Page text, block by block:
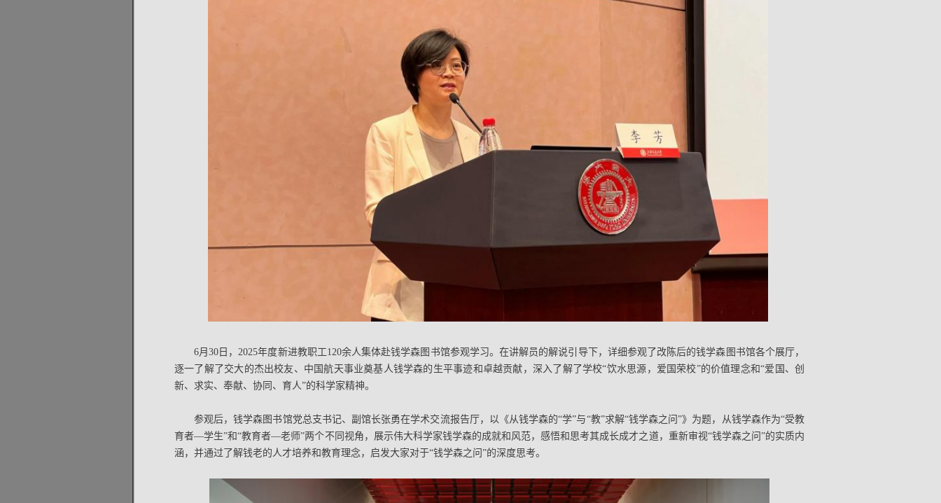
6月30日，2025年度新进教职工120余人集体赴钱学森图书馆参观学习。在讲解员的解说引导下，详细参观了改陈后的钱学森图书馆各个展厅，
逐一了解了交大的杰出校友、中国航天事业奠基人钱学森的生平事迹和卓越贡献，深入了解了学校“饮水思源，爱国荣校”的价值理念和“爱国、创
新、求实、奉献、协同、育人”的科学家精神。
参观后，钱学森图书馆党总支书记、副馆长张勇在学术交流报告厅，以《从钱学森的“学”与“教”求解“钱学森之问”》为题，从钱学森作为“受教
育者—学生”和“教育者—老师”两个不同视角，展示伟大科学家钱学森的成就和风范，感悟和思考其成长成才之道，重新审视“钱学森之问”的实质内
涵，并通过了解钱老的人才培养和教育理念，启发大家对于“钱学森之问”的深度思考。